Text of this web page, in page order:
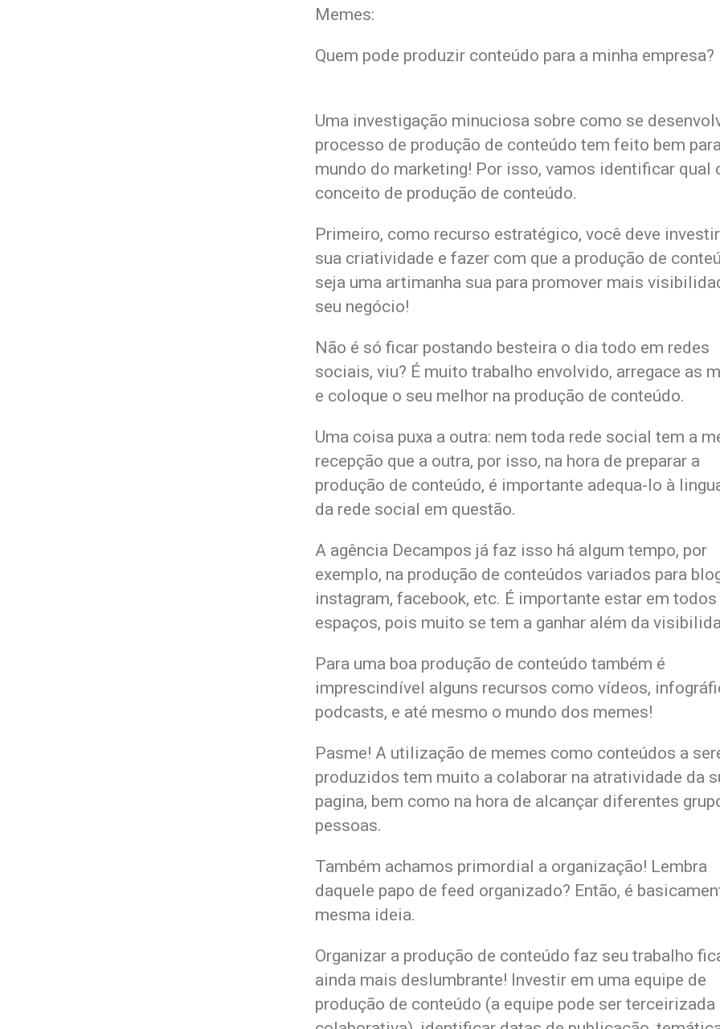
Memes:
Quem pode produzir conteúdo para a minha empresa?
Uma investigação minuciosa sobre como se
processo de produção de conteúdo tem feito bem
mundo do marketing! Por isso, vamos identificar qual
conceito de produção de conteúdo.
Primeiro, como recurso estratégico, você deve
sua criatividade e fazer com que a produção de
seja uma artimanha sua para promover mais
seu negócio!
Não é só ficar postando besteira o dia todo em redes
sociais, viu? É muito trabalho envolvido, arregace as
e coloque o seu melhor na produção de conteúdo.
Uma coisa puxa a outra: nem toda rede social tem a
recepção que a outra, por isso, na hora de preparar a
produção de conteúdo, é importante adequa-lo à
da rede social em questão.
A agência Decampos já faz isso há algum tempo, por
exemplo, na produção de conteúdos variados para
instagram, facebook, etc. É importante estar em
espaços, pois muito se tem a ganhar além da
Para uma boa produção de conteúdo também é
imprescindível alguns recursos como vídeos,
podcasts, e até mesmo o mundo dos memes!
Pasme! A utilização de memes como conteúdos a
produzidos tem muito a colaborar na atratividade da
pagina, bem como na hora de alcançar diferentes
pessoas.
Também achamos primordial a organização! Lembra
daquele papo de feed organizado? Então, é
mesma ideia.
Organizar a produção de conteúdo faz seu trabalho
ainda mais deslumbrante! Investir em uma equipe de
produção de conteúdo (a equipe pode ser terceirizada